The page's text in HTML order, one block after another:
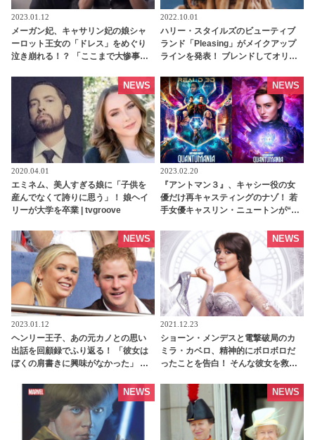
2023.01.12
メーガン妃、キャサリン妃の娘シャ
ーロット王女の「ドレス」をめぐり
泣き崩れる！？ 「ここまで大惨事に
が当時の詳細を暴露 - tvgroove
2022.10.01
ハリー・スタイルズのビューティブ
ランド「Pleasing」がメイクアップ
ラインを発表！ ブレンドしてオリジ
［写真あり］ - tvgroove
2020.04.01
エミネム、美人すぎる娘に「子供を
産んでなくて誇りに思う」！ 娘ヘイ
リーが大学を卒業 | tvgroove
NEWS
2023.02.20
『アントマン３』、キャシー役の女
優だけ再キャスティングのナゾ！ 若
手女優キャスリン・ニュートンが“３
は・・？ - tvgroove
NEWS
2023.01.12
ヘンリー王子、あの元カノとの思い
出話を回顧録でふり返る！ 「彼女は
ぼくの肩書きに興味がなかった」 そ
は・・？ - tvgroove
NEWS
2021.12.23
ショーン・メンデスと電撃破局のカ
ミラ・カベロ、精神的にボロボロだ
ったことを告白！ そんな彼女を救っ
NEWS
NEWS NEWS